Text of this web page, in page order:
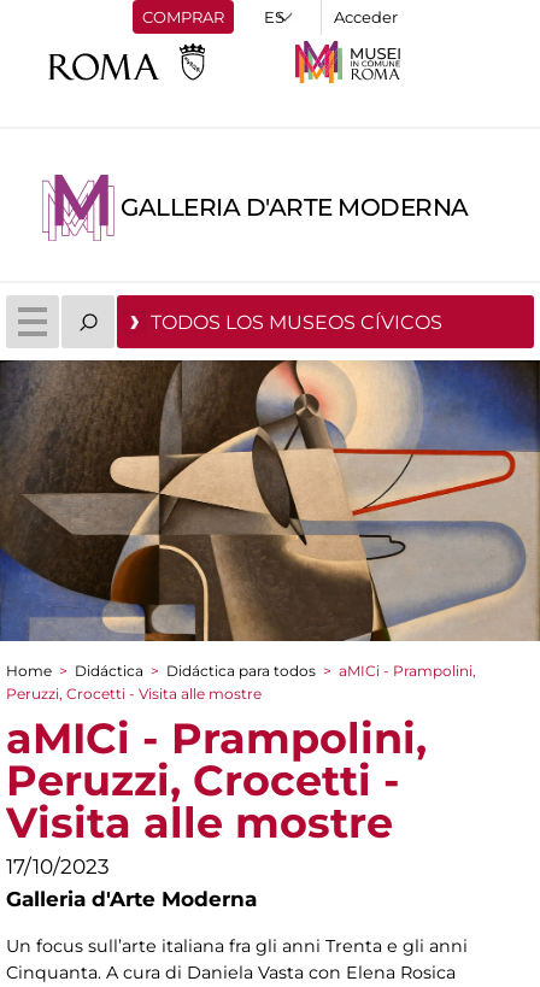
COMPRAR Acceder
GALLERIA D'ARTE MODERNA
TODOS LOS MUSEOS CÍVICOS
You are here
Home > Didáctica > Didáctica para todos > aMICi - Prampolini,
Peruzzi, Crocetti - Visita alle mostre
aMICi - Prampolini,
Peruzzi, Crocetti -
Visita alle mostre
17/10/2023
Galleria d'Arte Moderna
Un focus sull’arte italiana fra gli anni Trenta e gli anni
Cinquanta. A cura di Daniela Vasta con Elena Rosica